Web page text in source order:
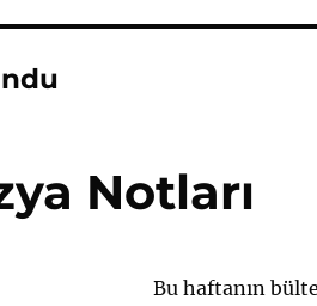
Notları
Bu haftanın